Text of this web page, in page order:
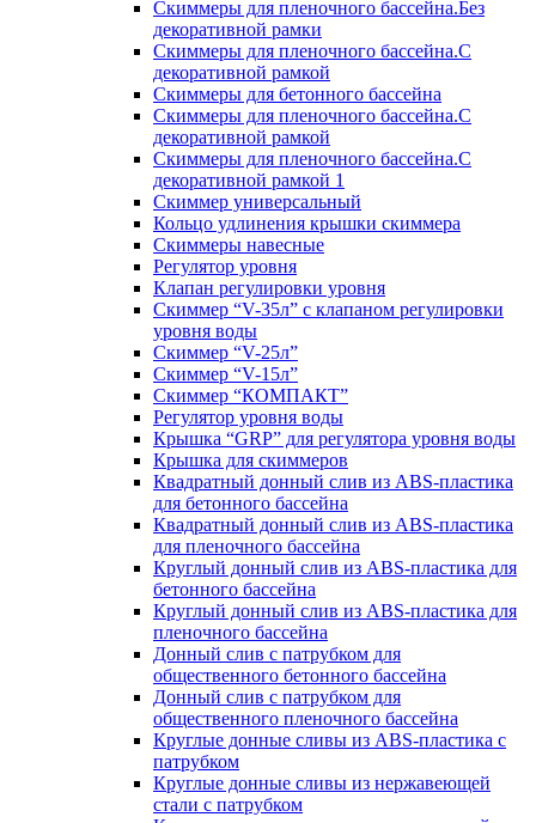
Скиммеры для пленочного бассейна.Без
декоративной рамки
Скиммеры для пленочного бассейна.С
декоративной рамкой
Скиммеры для бетонного бассейна
Скиммеры для пленочного бассейна.С
декоративной рамкой
Скиммеры для пленочного бассейна.С
декоративной рамкой 1
Скиммер универсальный
Кольцо удлинения крышки скиммера
Скиммеры навесные
Регулятор уровня
Клапан регулировки уровня
Скиммер “V-35л” с клапаном регулировки
уровня воды
Скиммер “V-25л”
Скиммер “V-15л”
Скиммер “КОМПАКТ”
Регулятор уровня воды
Крышка “GRP” для регулятора уровня воды
Крышка для скиммеров
Квадратный донный слив из ABS-пластика
для бетонного бассейна
Квадратный донный слив из ABS-пластика
для пленочного бассейна
Круглый донный слив из ABS-пластика для
бетонного бассейна
Круглый донный слив из ABS-пластика для
пленочного бассейна
Донный слив с патрубком для
общественного бетонного бассейна
Донный слив с патрубком для
общественного пленочного бассейна
Круглые донные сливы из ABS-пластика с
патрубком
Круглые донные сливы из нержавеющей
стали с патрубком